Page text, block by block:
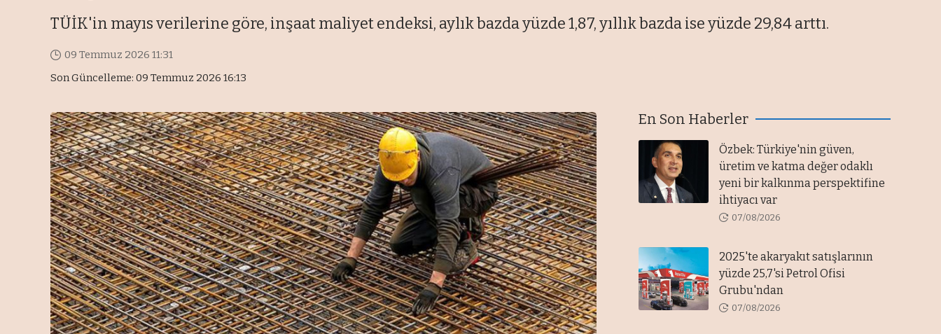
TÜİK'in mayıs verilerine göre, inşaat maliyet endeksi, aylık bazda yüzde 1,87, yıllık bazda ise yüzde 29,84 arttı.
Son Güncelleme: 09 Temmuz 2026 16:13
09 Temmuz 2026 11:31
En Son Haberler
Özbek: Türkiye'nin güven,
üretim ve katma değer odaklı
yeni bir kalkınma perspektifine
ihtiyacı var
07/08/2026
2025'te akaryakıt satışlarının
yüzde 25,7'si Petrol Ofisi
Grubu'ndan
07/08/2026